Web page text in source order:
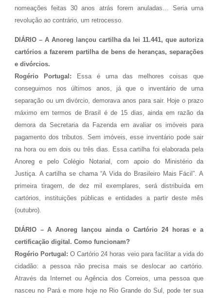
nomeações feitas 30 anos atrás forem anuladas… Seria uma
revolução ao contrário, um retrocesso.
DIÁRIO – A Anoreg lançou cartilha da lei 11.441, que autoriza
cartórios a fazerem partilha de bens de heranças, separações
e divórcios.
Rogério Portugal: Essa é uma das melhores coisas que
conseguimos nos últimos anos, já que o inventário de uma
separação ou um divórcio, demorava anos para sair. Hoje o prazo
máximo em termos de Brasil é de 15 dias, ainda em razão da
demora da Secretaria da Fazenda em avaliar os imóveis para
pagamento dos tributos. Sem imóveis, esse inventário pode sair
na hora ou em dois ou três dias. Essa cartilha foi elaborada pela
Anoreg e pelo Colégio Notarial, com apoio do Ministério da
Justiça. A cartilha se chama “A Vida do Brasileiro Mais Fácil”. A
primeira tiragem, de dez mil exemplares, será distribuída em
cartórios, instituições públicas e entidades a partir deste mês
(outubro).
DIÁRIO – A Anoreg lançou ainda o Cartório 24 horas e a
certificação digital. Como funcionam?
Rogério Portugal: O Cartório 24 horas veio para facilitar a vida do
cidadão: a pessoa não precisa mais se deslocar ao cartório.
Através da Internet ou Agência dos Correios, uma pessoa que
nasceu no Pará e more hoje no Rio Grande do Sul, pode ter sua